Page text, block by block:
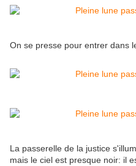
On se presse pour entrer dans
La passerelle de la justice
mais le ciel est presque noir: il